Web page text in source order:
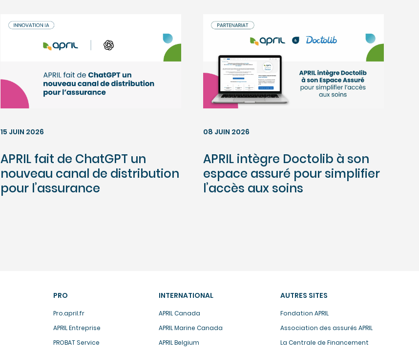
15 JUIN 2026
APRIL fait de ChatGPT un
nouveau canal de distribution
pour l’assurance
08 JUIN 2026
APRIL intègre Doctolib à son
espace assuré pour simplifier
l’accès aux soins
PRO
Pro.april.fr
APRIL Entreprise
PROBAT Service
INTERNATIONAL
APRIL Canada
APRIL Marine Canada
APRIL Belgium
AUTRES SITES
Fondation APRIL
Association des assurés APRIL
La Centrale de Financement